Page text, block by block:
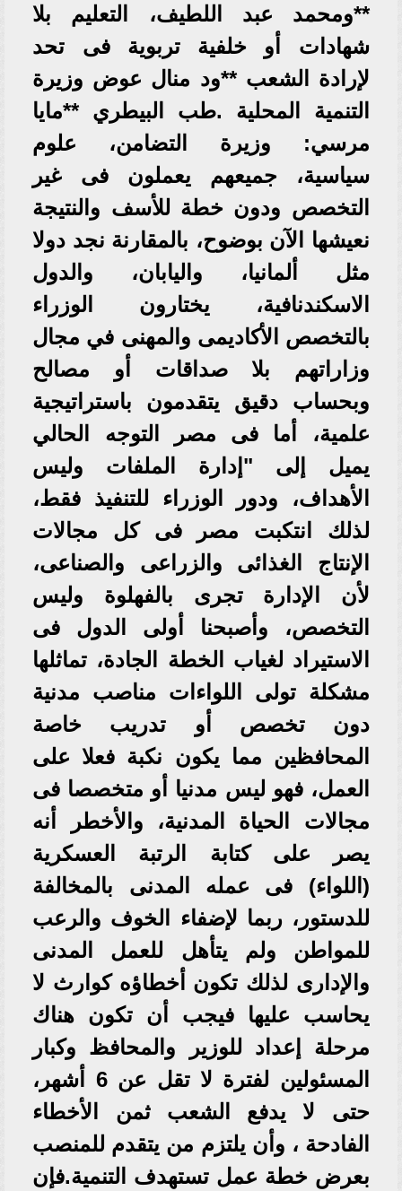
**ومحمد عبد اللطيف، التعليم بلا
شهادات أو خلفية تربوية فى تحد
لإرادة الشعب **ود منال عوض وزيرة
التنمية المحلية .طب البيطري **مايا
مرسي: وزيرة التضامن، علوم
سياسية، جميعهم يعملون فى غير
التخصص ودون خطة للأسف والنتيجة
نعيشها الآن بوضوح، بالمقارنة نجد دولا
مثل ألمانيا، واليابان، والدول
الاسكندنافية، يختارون الوزراء
بالتخصص الأكاديمى والمهنى في مجال
وزاراتهم بلا صداقات أو مصالح
وبحساب دقيق يتقدمون باستراتيجية
علمية، أما فى مصر التوجه الحالي
يميل إلى "إدارة الملفات وليس
الأهداف، ودور الوزراء للتنفيذ فقط،
لذلك انتكبت مصر فى كل مجالات
الإنتاج الغذائى والزراعى والصناعى،
لأن الإدارة تجرى بالفهلوة وليس
التخصص، وأصبحنا أولى الدول فى
الاستيراد لغياب الخطة الجادة، تماثلها
مشكلة تولى اللواءات مناصب مدنية
دون تخصص أو تدريب خاصة
المحافظين مما يكون نكبة فعلا على
العمل، فهو ليس مدنيا أو متخصصا فى
مجالات الحياة المدنية، والأخطر أنه
يصر على كتابة الرتبة العسكرية
(اللواء) فى عمله المدنى بالمخالفة
للدستور، ربما لإضفاء الخوف والرعب
للمواطن ولم يتأهل للعمل المدنى
والإدارى لذلك تكون أخطاؤه كوارث لا
يحاسب عليها فيجب أن تكون هناك
مرحلة إعداد للوزير والمحافظ وكبار
المسئولين لفترة لا تقل عن 6 أشهر،
حتى لا يدفع الشعب ثمن الأخطاء
الفادحة ، وأن يلتزم من يتقدم للمنصب
بعرض خطة عمل تستهدف التنمية.فإن